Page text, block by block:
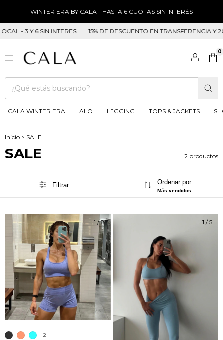
WINTER ERA BY CALA - HASTA 6 CUOTAS SIN INTERÉS
- 3 Y 6 SIN INTERES 15% DE DESCUENTO EN TRANSFERENCIA Y
0
CALA WINTER ERA ALO LEGGING TOPS & JACKETS
Inicio > SALE
SALE 2 productos
Filtrar Ordenar por:
Más vendidos
1 /8
+2
1 /5